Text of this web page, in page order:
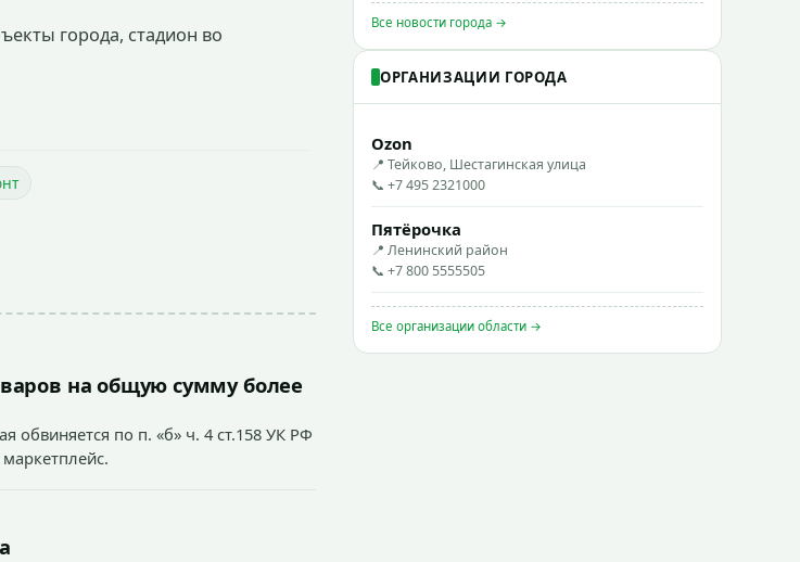
города, стадион во
на общую сумму более
обвиняется по п. «б» ч. 4 ст.158 УК РФ
Все новости города →
ОРГАНИЗАЦИИ ГОРОДА
Ozon
📍 Тейково, Шестагинская улица
📞 +7 495 2321000
Пятёрочка
📍 Ленинский район
📞 +7 800 5555505
Все организации области →